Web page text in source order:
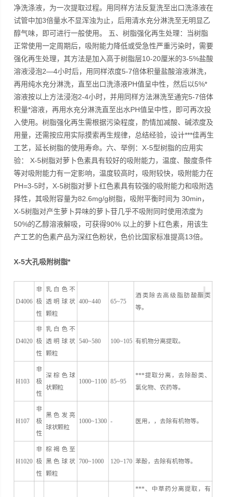
净洗涤液，为一次提取过程。用同样方法反复洗至出口洗涤液在
试管中加3倍量水不显浑浊为止，后用清水充分淋洗至无明显乙
醇气味，即可进行一般使用。 五、树脂强化再生处理：当树脂
正常使用一定周期后，吸附能力降低或受急性严重污染时，需要
强化再生处理，其方法是加入高于树脂层10-20厘米的3-5%盐酸
溶液浸泡2—4小时后，用同样浓度5-7倍体积量盐酸溶液淋洗，
再用纯水充分淋洗，直至出口洗涤液PH值呈中性，然后以5%*
溶液按以上方法浸泡2-4小时，并用同样方法淋洗至通完5-7倍体
积量*溶液，再用水充分淋洗直至出水PH值呈中性，即可再次投
入使用。树脂强化再生需根据污染程度，酌情加减酸、碱浓度及
用量，还需按应用实际摸索再生规律，总结经验，设计***佳再生
工艺，延长树脂的使用寿命。六、举例：X-5型树脂的应用实
验： X-5树脂对萝卜色素具有较好的吸附能力，温度、酸度条件
等对吸附能力有一定影响，温度较高时，吸附较快，吸附能力在
PH=3-5时，X-5树脂对萝卜红色素具有较强的吸附能力和吸附选
择性，其吸附容量为82.6mg/g树脂，吸附平衡时间为 30min，
X-5树脂对产生萝卜异味的萝卜苷几乎不吸附同时使用浓度为
50%的乙醇溶液解吸，可获得90% 以上的萝卜红色素，用该生
产工艺的色素产品为深红色粉状，色价比国家标准提高13倍。
X-5大孔吸附树脂*
+
D4006
非
极
性
乳白色不
透明球状
颗粒
400~440 65~75
酒类除去高级脂肪酸酯类
等。
D4020
非
极
性
乳白色不
透明球状
颗粒
540~580 100~105 有机物分离提取。
H103
非
极
性
深棕色球
状颗粒
1000~1100 85~95
***提取分离，去除酚类、
氯化物、农药等。
H107
非
极
性
黑色发亮
球状颗粒
1000~1300 - 医用，，去除有机物等。
H1020
非
极
性
棕褐色至
黑色球状
颗粒
700~1000 120~170 苯酚，去除有机物等。
***、中草药分离提取，有